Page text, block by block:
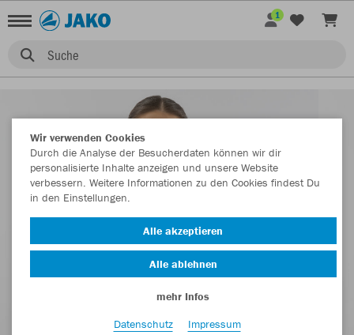
Suche
1
Wir verwenden Cookies
Durch die Analyse der Besucherdaten können wir dir
personalisierte Inhalte anzeigen und unsere Website
verbessern. Weitere Informationen zu den Cookies findest Du
in den Einstellungen.
Alle akzeptieren
Alle ablehnen
mehr Infos
Datenschutz
Impressum